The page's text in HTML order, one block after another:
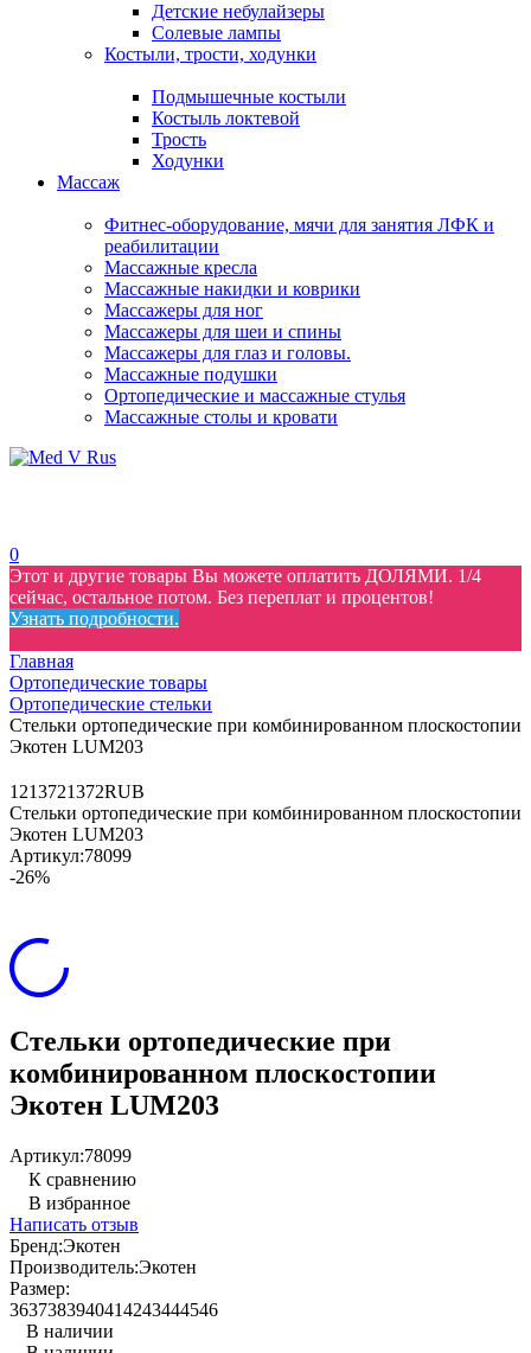
Детские небулайзеры
Солевые лампы
Костыли, трости, ходунки
Подмышечные костыли
Костыль локтевой
Трость
Ходунки
Массаж
Фитнес-оборудование, мячи для занятия ЛФК и
реабилитации
Массажные кресла
Массажные накидки и коврики
Массажеры для ног
Массажеры для шеи и спины
Массажеры для глаз и головы.
Массажные подушки
Ортопедические и массажные стулья
Массажные столы и кровати
0
Этот и другие товары Вы можете оплатить ДОЛЯМИ. 1/4
сейчас, остальное потом. Без переплат и процентов!
Узнать подробности.
Главная
Ортопедические товары
Ортопедические стельки
Стельки ортопедические при комбинированном плоскостопии
Экотен LUM203
1213721372RUB
Стельки ортопедические при комбинированном плоскостопии
Экотен LUM203
Артикул:78099
-26%
Стельки ортопедические при
комбинированном плоскостопии
Экотен LUM203
Артикул:78099
К сравнению
В избранное
Написать отзыв
Бренд:Экотен
Производитель:Экотен
Размер:
3637383940414243444546
В наличии